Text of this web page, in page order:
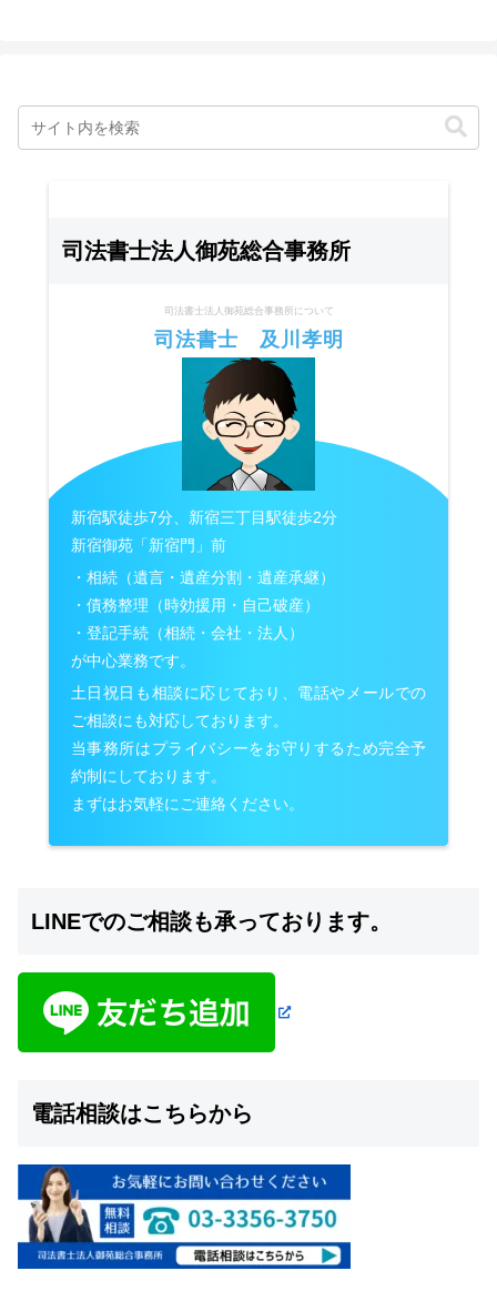
司法書士法人御苑総合事務所
司法書士法人御苑総合事務所について
司法書士 及川孝明
新宿駅徒歩7分、新宿三丁目駅徒歩2分
新宿御苑「新宿門」前
・相続（遺言・遺産分割・遺産承継）
・債務整理（時効援用・自己破産）
・登記手続（相続・会社・法人）
が中心業務です。
土日祝日も相談に応じており、電話やメールでの
ご相談にも対応しております。
当事務所はプライバシーをお守りするため完全予
約制にしております。
まずはお気軽にご連絡ください。
LINEでのご相談も承っております。
電話相談はこちらから